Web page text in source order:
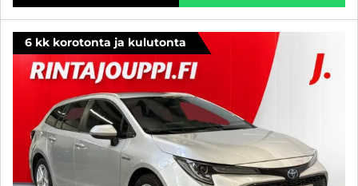
6 kk korotonta ja kulutonta